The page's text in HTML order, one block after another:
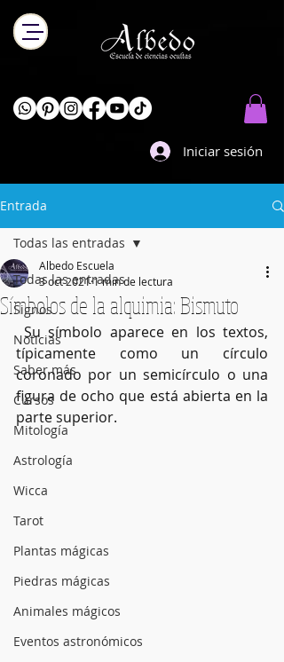
Iniciar sesión
Entrada
Todas las entradas
Signos
Noticias
Saber más
Cursos
Mitología
Astrología
Wicca
Tarot
Plantas mágicas
Piedras mágicas
Animales mágicos
Eventos astronómicos
Todas las entradas
Símbolos de la alquimia: Bismuto
Albedo Escuela
3 oct 20211 min de lectura
Su símbolo aparece en los textos,
típicamente como un círculo
coronado por un semicírculo o una
figura de ocho que está abierta en la
parte superior.